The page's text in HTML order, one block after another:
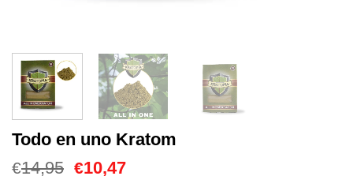
Todo en uno Kratom
€14,95 El
€10,47El